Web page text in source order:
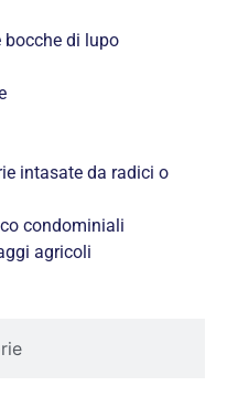
bocche di lupo
intasate da radici o
condominiali
agricoli